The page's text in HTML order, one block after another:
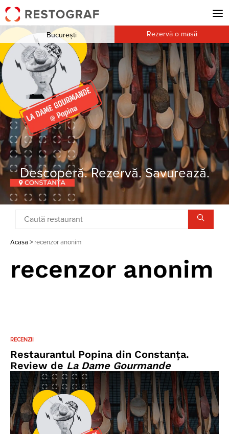
Descoperă. Rezervă. Savurează.
București Rezervă o masă
Acasa > recenzor anonim
recenzor anonim
RECENZII
Restaurantul Popina din Constanța.
Review de La Dame Gourmande